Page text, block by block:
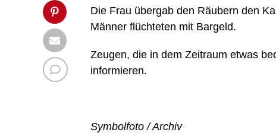
Die Frau übergab den Räubern den
Männer flüchteten mit Bargeld.
Zeugen, die in dem Zeitraum etwas
informieren.
Symbolfoto / Archiv